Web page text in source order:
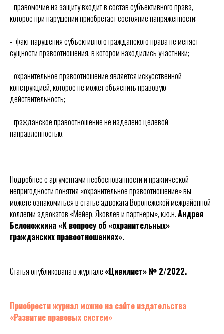
- правомочие на защиту входит в состав субъективного права,
которое при нарушении приобретает состояние напряженности;
- факт нарушения субъективного гражданского права не меняет
сущности правоотношения, в котором находились участники;
- охранительное правоотношение является искусственной
конструкцией, которое не может объяснить правовую
действительность;
- гражданское правоотношение не наделено целевой
направленностью.
Подробнее с аргументами необоснованности и практической
непригодности понятия «охранительное правоотношение» вы
можете ознакомиться в статье адвоката Воронежской межрайонной
коллегии адвокатов «Мейер, Яковлев и партнеры», к.ю.н.Андрея
Белоножкина «К вопросу об «охранительных»
гражданских правоотношениях».
Статья опубликована в журнале «Цивилист» № 2/2022.
Приобрести журнал можно на сайте издательства
«Развитие правовых систем»